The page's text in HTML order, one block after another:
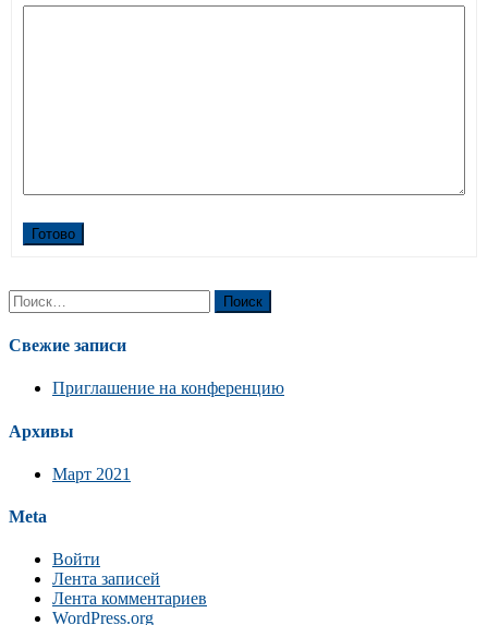
Готово
Найти:
Свежие записи
Приглашение на конференцию
Архивы
Март 2021
Meta
Войти
Лента записей
Лента комментариев
WordPress.org